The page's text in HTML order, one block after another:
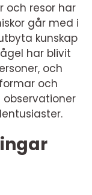
och resor har
går med i
kunskap
har blivit
och
och